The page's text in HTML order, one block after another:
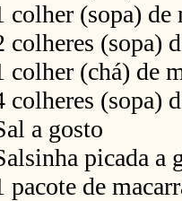
colher (sopa) de
colheres (sopa)
colher (chá) de
colheres (sopa)
a gosto
picada a
pacote de